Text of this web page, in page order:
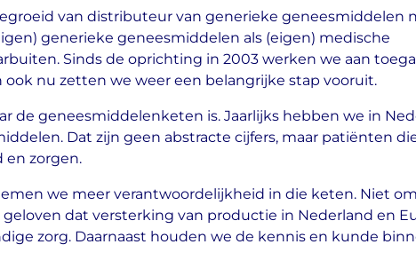
van distributeur van generieke geneesmiddelen
generieke geneesmiddelen als (eigen) medische
Sinds de oprichting in 2003 werken we aan
nu zetten we weer een belangrijke stap vooruit.
de geneesmiddelenketen is. Jaarlijks hebben we in
Dat zijn geen abstracte cijfers, maar patiënten
zorgen.
we meer verantwoordelijkheid in die keten. Niet
dat versterking van productie in Nederland en
zorg. Daarnaast houden we de kennis en kunde